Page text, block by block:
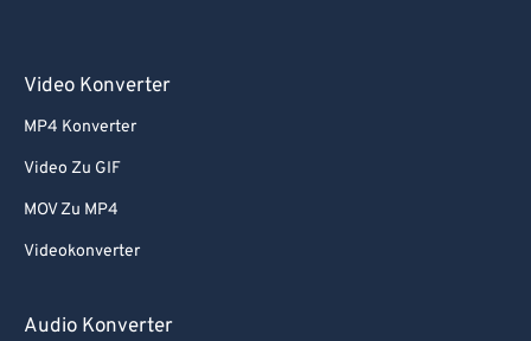
Video Konverter
MP4 Konverter
Video Zu GIF
MOV Zu MP4
Videokonverter
Audio Konverter